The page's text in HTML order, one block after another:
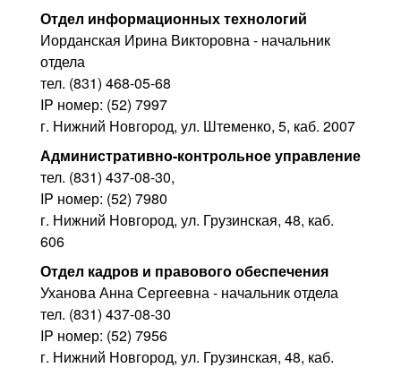
Отдел информационных технологий
Иорданская Ирина Викторовна - начальник
отдела
тел. (831) 468-05-68
IP номер: (52) 7997
г. Нижний Новгород, ул. Штеменко, 5, каб. 2007
Административно-контрольное управление
тел. (831) 437-08-30,
IP номер: (52) 7980
г. Нижний Новгород, ул. Грузинская, 48, каб.
606
Отдел кадров и правового обеспечения
Уханова Анна Сергеевна - начальник отдела
тел. (831) 437-08-30
IP номер: (52) 7956
г. Нижний Новгород, ул. Грузинская, 48, каб.